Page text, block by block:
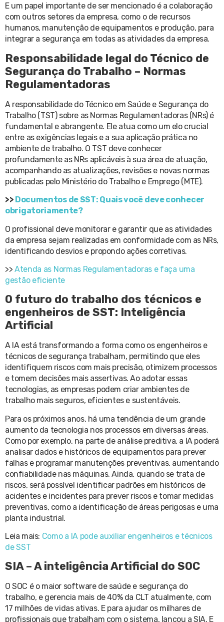
E um papel importante de ser mencionado é a colaboração
com outros setores da empresa, como o de recursos
humanos, manutenção de equipamentos e produção, para
integrar a segurança em todas as atividades da empresa.
Responsabilidade legal do Técnico de
Segurança do Trabalho – Normas
Regulamentadoras
A responsabilidade do Técnico em Saúde e Segurança do
Trabalho (TST) sobre as Normas Regulamentadoras (NRs) é
fundamental e abrangente. Ele atua como um elo crucial
entre as exigências legais e a sua aplicação prática no
ambiente de trabalho. O TST deve conhecer
profundamente as NRs aplicáveis à sua área de atuação,
acompanhando as atualizações, revisões e novas normas
publicadas pelo Ministério do Trabalho e Emprego (MTE).
>> Documentos de SST: Quais você deve conhecer
obrigatoriamente?
O profissional deve monitorar e garantir que as atividades
da empresa sejam realizadas em conformidade com as NRs,
identificando desvios e propondo ações corretivas.
>> Atenda as Normas Regulamentadoras e faça uma
gestão eficiente
O futuro do trabalho dos técnicos e
engenheiros de SST: Inteligência
Artificial
A IA está transformando a forma como os engenheiros e
técnicos de segurança trabalham, permitindo que eles
identifiquem riscos com mais precisão, otimizem processos
e tomem decisões mais assertivas. Ao adotar essas
tecnologias, as empresas podem criar ambientes de
trabalho mais seguros, eficientes e sustentáveis.
Para os próximos anos, há uma tendência de um grande
aumento da tecnologia nos processos em diversas áreas.
Como por exemplo, na parte de análise preditiva, a IA poderá
analisar dados e históricos de equipamentos para prever
falhas e programar manutenções preventivas, aumentando
confiabilidade nas máquinas. Ainda, quando se trata de
riscos, será possível identificar padrões em históricos de
acidentes e incidentes para prever riscos e tomar medidas
preventivas, como a identificação de áreas perigosas e uma
planta industrial.
Leia mais: Como a IA pode auxiliar engenheiros e técnicos
de SST
SIA – A inteligência Artificial do SOC
O SOC é o maior software de saúde e segurança do
trabalho, e gerencia mais de 40% da CLT atualmente, com
17 milhões de vidas ativas. E para ajudar os milhares de
profissionais que trabalham com o sistema, lançou a SIA. E